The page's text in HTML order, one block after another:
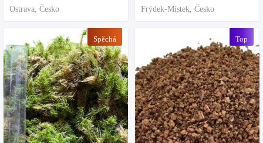
Ostrava, Česko
Spěchá
Frýdek-Místek, Česko
Top